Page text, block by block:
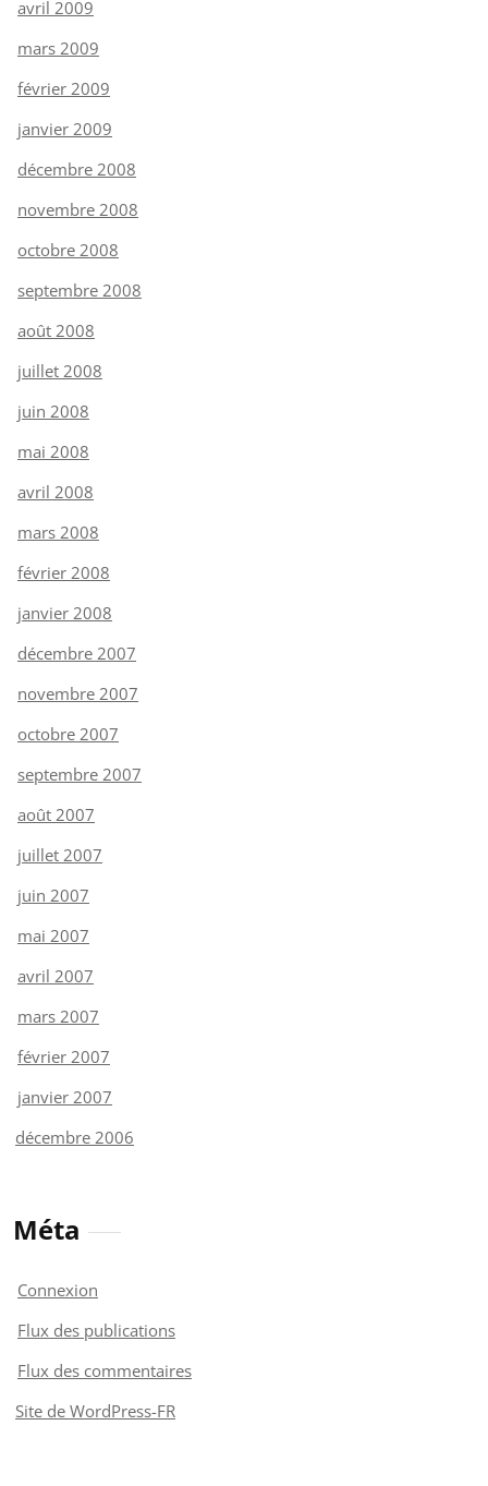
avril 2009
mars 2009
février 2009
janvier 2009
décembre 2008
novembre 2008
octobre 2008
septembre 2008
août 2008
juillet 2008
juin 2008
mai 2008
avril 2008
mars 2008
février 2008
janvier 2008
décembre 2007
novembre 2007
octobre 2007
septembre 2007
août 2007
juillet 2007
juin 2007
mai 2007
avril 2007
mars 2007
février 2007
janvier 2007
décembre 2006
Méta
Connexion
Flux des publications
Flux des commentaires
Site de WordPress-FR